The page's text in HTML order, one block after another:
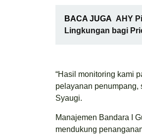
BACA JUGA AHY
Lingkungan bagi
“Hasil monitoring kami
pelayanan penumpang,
Syaugi.
Manajemen Bandara I
mendukung